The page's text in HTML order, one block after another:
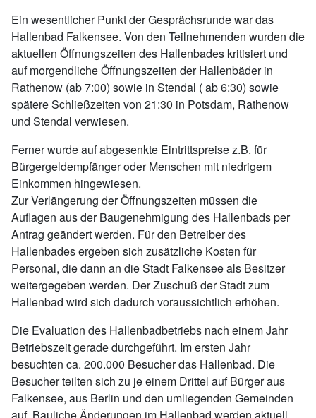
Ein wesentlicher Punkt der Gesprächsrunde war das
Hallenbad Falkensee. Von den Teilnehmenden wurden die
aktuellen Öffnungszeiten des Hallenbades kritisiert und
auf morgendliche Öffnungszeiten der Hallenbäder in
Rathenow (ab 7:00) sowie in Stendal ( ab 6:30) sowie
spätere Schließzeiten von 21:30 in Potsdam, Rathenow
und Stendal verwiesen.
Ferner wurde auf abgesenkte Eintrittspreise z.B. für
Bürgergeldempfänger oder Menschen mit niedrigem
Einkommen hingewiesen.
Zur Verlängerung der Öffnungszeiten müssen die
Auflagen aus der Baugenehmigung des Hallenbads per
Antrag geändert werden. Für den Betreiber des
Hallenbades ergeben sich zusätzliche Kosten für
Personal, die dann an die Stadt Falkensee als Besitzer
weitergegeben werden. Der Zuschuß der Stadt zum
Hallenbad wird sich dadurch voraussichtlich erhöhen.
Die Evaluation des Hallenbadbetriebs nach einem Jahr
Betriebszeit gerade durchgeführt. Im ersten Jahr
besuchten ca. 200.000 Besucher das Hallenbad. Die
Besucher teilten sich zu je einem Drittel auf Bürger aus
Falkensee, aus Berlin und den umliegenden Gemeinden
auf. Bauliche Änderungen im Hallenbad werden aktuell